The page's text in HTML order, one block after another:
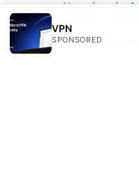
ー vpn 使い方：初
Cyberghost vpn
VPN
SPONSORED